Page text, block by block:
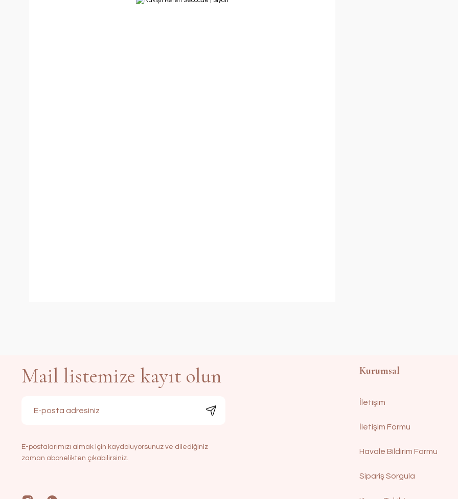
Mail listemize kayıt olun
E-postalarımızı almak için kaydoluyorsunuz ve dilediğiniz
zaman abonelikten çıkabilirsiniz.
Kurumsal
İletişim
İletişim Formu
Havale Bildirim Formu
Sipariş Sorgula